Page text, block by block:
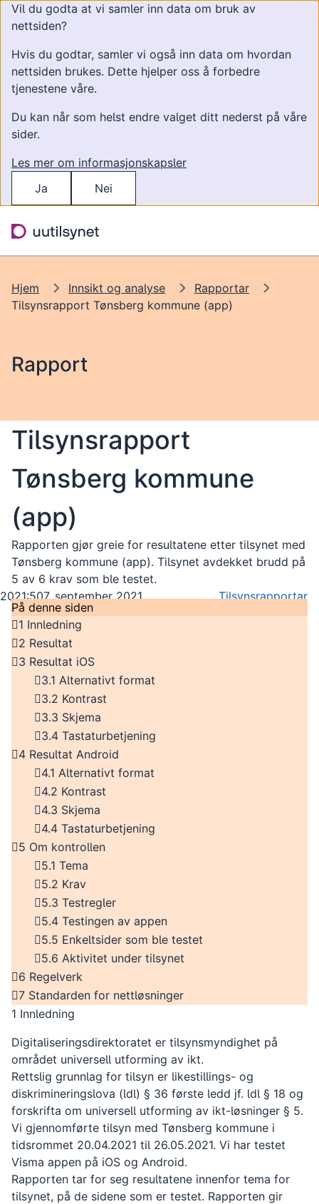
Vil du godta at vi samler inn data om bruk av
nettsiden?
Hvis du godtar, samler vi også inn data om hvordan
nettsiden brukes. Dette hjelper oss å forbedre
tjenestene våre.
Du kan når som helst endre valget ditt nederst på våre
sider.
Les mer om informasjonskapsler
Ja
Nei
Hjem Innsikt og analyse
Rapportar
Tilsynsrapport Tønsberg kommune (app)
Rapport
Tilsynsrapport
Tønsberg kommune
(app)
Rapporten gjør greie for resultatene etter tilsynet med
Tønsberg kommune (app). Tilsynet avdekket brudd på
5 av 6 krav som ble testet.
2021:507. september 2021
Tilsynsrapportar
På denne siden
1 Innledning
2 Resultat
3 Resultat iOS
3.1 Alternativt format
3.2 Kontrast
3.3 Skjema
3.4 Tastaturbetjening
4 Resultat Android
4.1 Alternativt format
4.2 Kontrast
4.3 Skjema
4.4 Tastaturbetjening
5 Om kontrollen
5.1 Tema
5.2 Krav
5.3 Testregler
5.4 Testingen av appen
5.5 Enkeltsider som ble testet
5.6 Aktivitet under tilsynet
6 Regelverk
7 Standarden for nettløsninger
1 Innledning
Digitaliseringsdirektoratet er tilsynsmyndighet på
området universell utforming av ikt.
Rettslig grunnlag for tilsyn er likestillings- og
diskrimineringslova (ldl) § 36 første ledd jf. ldl § 18 og
forskrifta om universell utforming av ikt-løsninger § 5.
Vi gjennomførte tilsyn med Tønsberg kommune i
tidsrommet 20.04.2021 til 26.05.2021. Vi har testet
Visma appen på iOS og Android.
Rapporten tar for seg resultatene innenfor tema for
tilsynet, på de sidene som er testet. Rapporten gir